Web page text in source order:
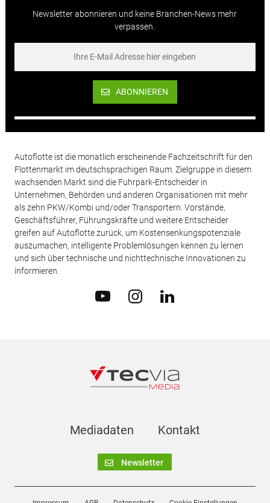
Newsletter abonnieren und keine Branchen-News mehr
verpassen.
ABONNIEREN
Autoflotte ist die monatlich erscheinende Fachzeitschrift für den
Flottenmarkt im deutschsprachigen Raum. Zielgruppe in diesem
wachsenden Markt sind die Fuhrpark-Entscheider in
Unternehmen, Behörden und anderen Organisationen mit mehr
als zehn PKW/Kombi und/oder Transportern. Vorstände,
Geschäftsführer, Führungskräfte und weitere Entscheider
greifen auf Autoflotte zurück, um Kostensenkungspotenziale
auszumachen, intelligente Problemlösungen kennen zu lernen
und sich über technische und nichttechnische Innovationen zu
informieren.
Mediadaten Kontakt
Newsletter